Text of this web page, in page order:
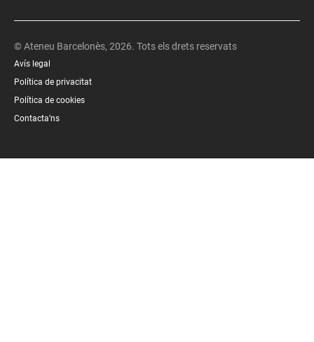
© Ateneu Barcelonès, 2026. Tots els drets reservats
Avís legal
Política de privacitat
Política de cookies
Contacta’ns